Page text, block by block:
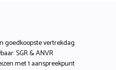
goedkoopste vertrekdag
SGR & ANVR
met 1 aanspreekpunt